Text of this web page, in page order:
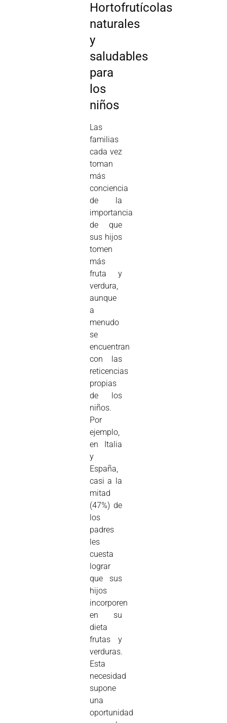
Hortofrutícolas
naturales
y
saludables
para
los
niños
Las
familias
cada vez
toman
más
conciencia
de la
importancia
de que
sus hijos
tomen
más
fruta y
verdura,
aunque
a
menudo
se
encuentran
con las
reticencias
propias
de los
niños.
Por
ejemplo,
en Italia
y
España,
casi a la
mitad
(47%) de
los
padres
les
cuesta
lograr
que sus
hijos
incorporen
en su
dieta
frutas y
verduras.
Esta
necesidad
supone
una
oportunidad